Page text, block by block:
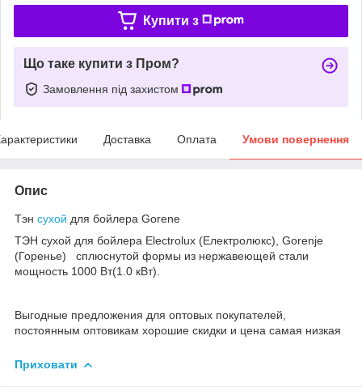
Купити з
Що таке купити з Пром?
Замовлення під захистом
Доставка Оплата Умови повернення
Опис
Тэн сухой для бойлера Gorene
ТЭН сухой для бойлера Electrolux (Електролюкс), Gorenje
(Горенье) сплюснутой формы из нержавеющей стали
мощность 1000 Вт(1.0 кВт).
Выгодные предложения для оптовых покупателей,
постоянным оптовикам хорошие скидки и цена самая низкая
Приховати